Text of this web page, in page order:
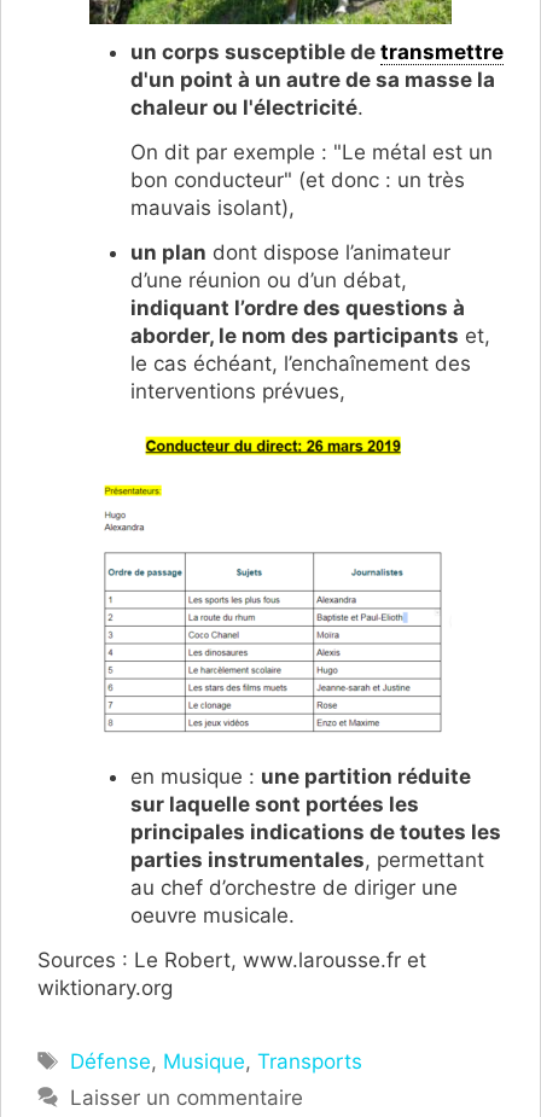
un corps susceptible de transmettre
d'un point à un autre de sa masse la
chaleur ou l'électricité.
On dit par exemple : "Le métal est un
bon conducteur" (et donc : un très
mauvais isolant),
un plan dont dispose l’animateur
d’une réunion ou d’un débat,
indiquant l’ordre des questions à
aborder, le nom des participants et,
le cas échéant, l’enchaînement des
interventions prévues,
en musique : une partition réduite
sur laquelle sont portées les
principales indications de toutes les
parties instrumentales, permettant
au chef d’orchestre de diriger une
oeuvre musicale.
Sources : Le Robert, www.larousse.fr et
wiktionary.org
Étiquettes
Défense, Musique,Transports
Laisser un commentaire